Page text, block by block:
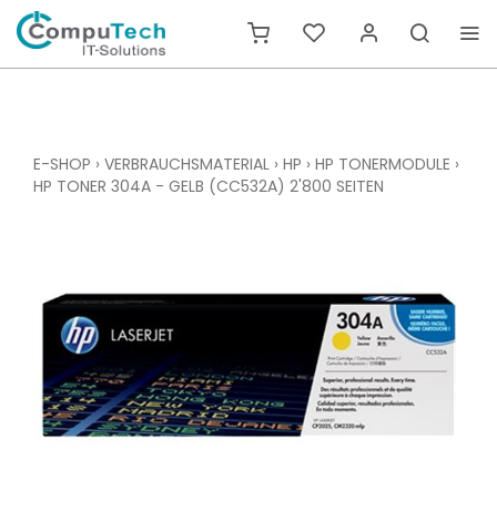
E-SHOP › VERBRAUCHSMATERIAL › HP › HP TONERMODULE ›
HP TONER 304A - GELB (CC532A) 2'800 SEITEN